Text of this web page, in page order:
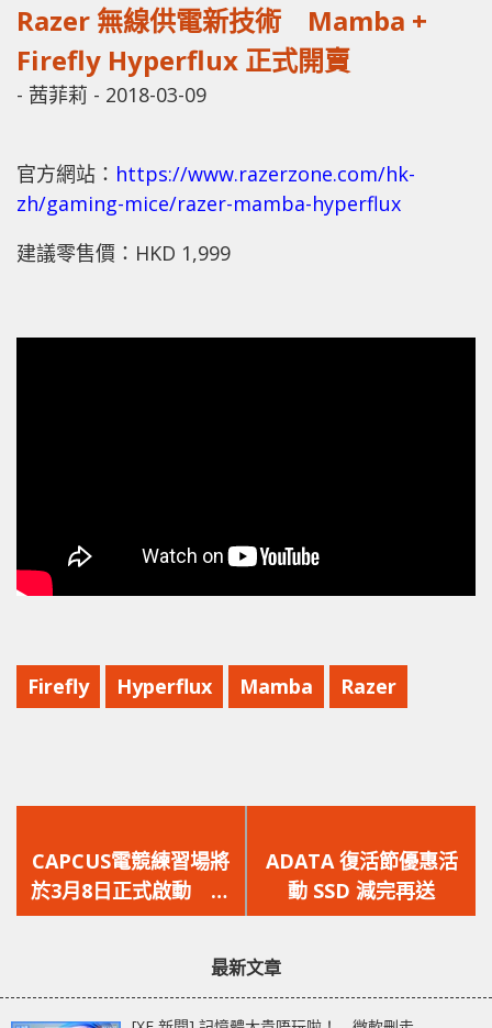
Razer 無線供電新技術 Mamba +
Firefly Hyperflux 正式開賣
- 茜菲莉 - 2018-03-09
官方網站： https://www.razerzone.com/hk-
zh/gaming-mice/razer-mamba-hyperflux
建議零售價：HKD 1,999
Firefly Hyperflux Mamba Razer
一
篇
文
CAPCUS電競練習場將
於3月8日正式啟動 為
各位電競戰隊提供免費
一
篇
文
ADATA 復活節優惠活
動 SSD 減完再送
最新文章